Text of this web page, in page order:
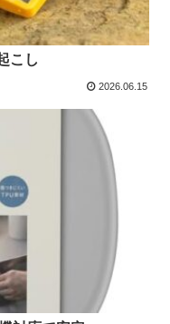
こし
2026.06.15